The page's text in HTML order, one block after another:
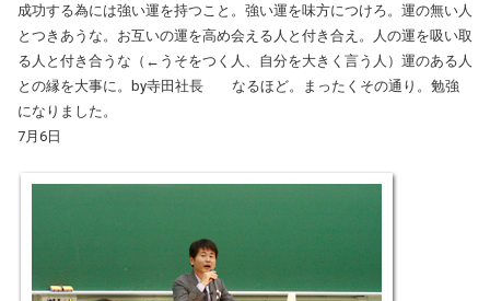
成功する為には強い運を持つこと。強い運を味方につけろ。運の無い人
とつきあうな。お互いの運を高め会える人と付き合え。人の運を吸い取
る人と付き合うな（←うそをつく人、自分を大きく言う人）運のある人
との縁を大事に。by寺田社長 なるほど。まったくその通り。勉強
になりました。
7月6日